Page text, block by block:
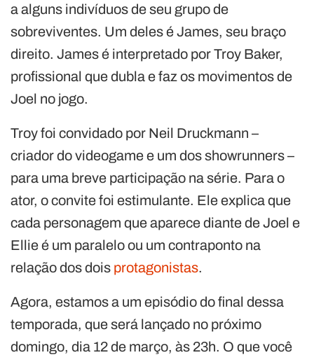
a alguns indivíduos de seu grupo de
sobreviventes. Um deles é James, seu braço
direito. James é interpretado por Troy Baker,
profissional que dubla e faz os movimentos de
Joel no jogo.
Troy foi convidado por Neil Druckmann –
criador do videogame e um dos showrunners –
para uma breve participação na série. Para o
ator, o convite foi estimulante. Ele explica que
cada personagem que aparece diante de Joel e
Ellie é um paralelo ou um contraponto na
relação dos dois protagonistas.
Agora, estamos a um episódio do final dessa
temporada, que será lançado no próximo
domingo, dia 12 de março, às 23h. O que você